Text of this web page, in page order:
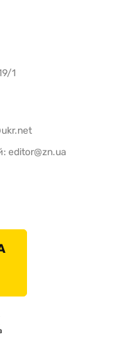
1
editor@zn.ua